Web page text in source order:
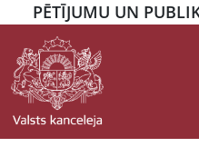
PĒTĪJUMU UN